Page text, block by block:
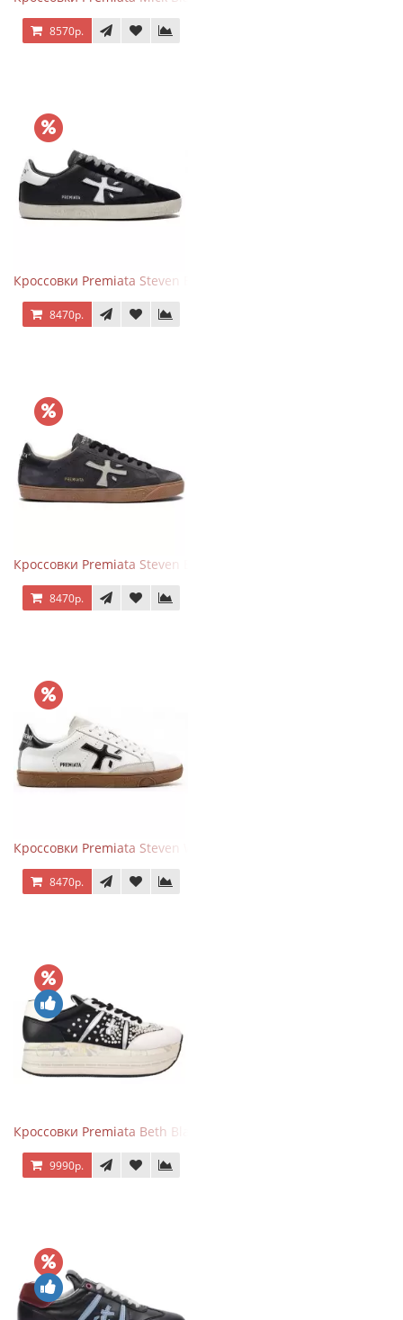
8570р.
Кроссовки Premiata Steven Black White
8470р.
Кроссовки Premiata Steven Black Graphite
8470р.
Кроссовки Premiata Steven White Black
8470р.
Кроссовки Premiata Beth Black White
9990р.